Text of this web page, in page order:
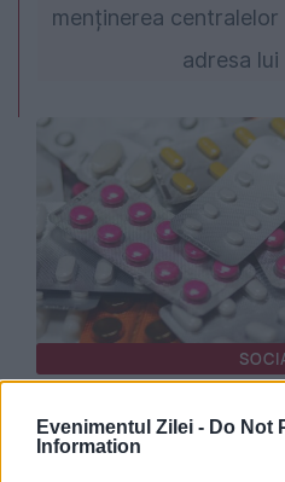
Evenimentul Zilei - Do Not
Information
menținerea
adresa lui
Vârstnicii care iau de
sus pe zi, risc mai mare